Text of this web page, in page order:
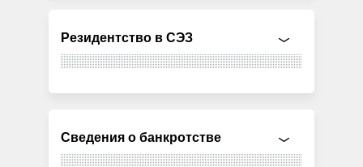
Резидентство в СЭЗ
Сведения о банкротстве